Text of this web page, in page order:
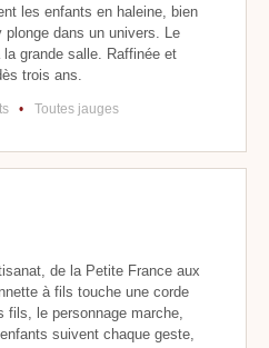
les enfants en haleine, bien
plonge dans un univers. Le
grande salle. Raffinée et
trois ans.
• Toutes jauges
de la Petite France aux
à fils touche une corde
le personnage marche,
suivent chaque geste,